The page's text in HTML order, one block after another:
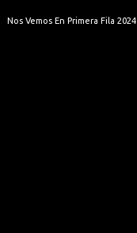
Nos Vemos En Primera Fila 2024